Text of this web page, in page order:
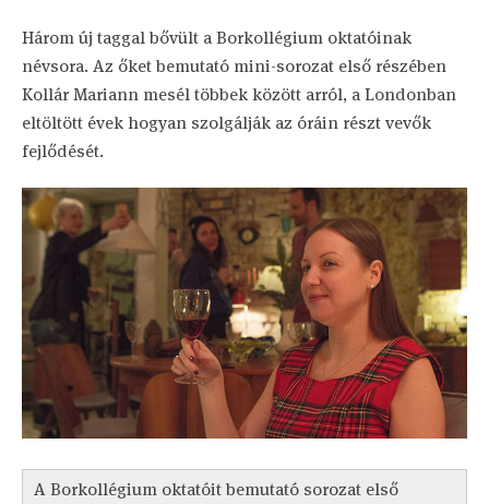
Három új taggal bővült a Borkollégium oktatóinak
névsora. Az őket bemutató mini-sorozat első részében
Kollár Mariann mesél többek között arról, a Londonban
eltöltött évek hogyan szolgálják az óráin részt vevők
fejlődését.
A Borkollégium oktatóit bemutató sorozat első